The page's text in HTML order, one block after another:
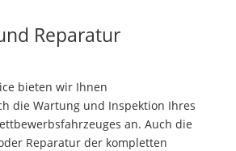
Reparatur
bieten wir Ihnen
die Wartung und Inspektion Ihres
an. Auch die
Reparatur der kompletten